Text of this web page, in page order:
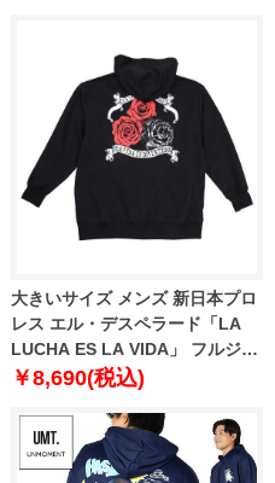
大きいサイズ メンズ 新日本プロ
レス エル・デスペラード「LA
LUCHA ES LA VIDA」 フルジッ
プ パーカー ブラック 1278-
￥8,690(税込)